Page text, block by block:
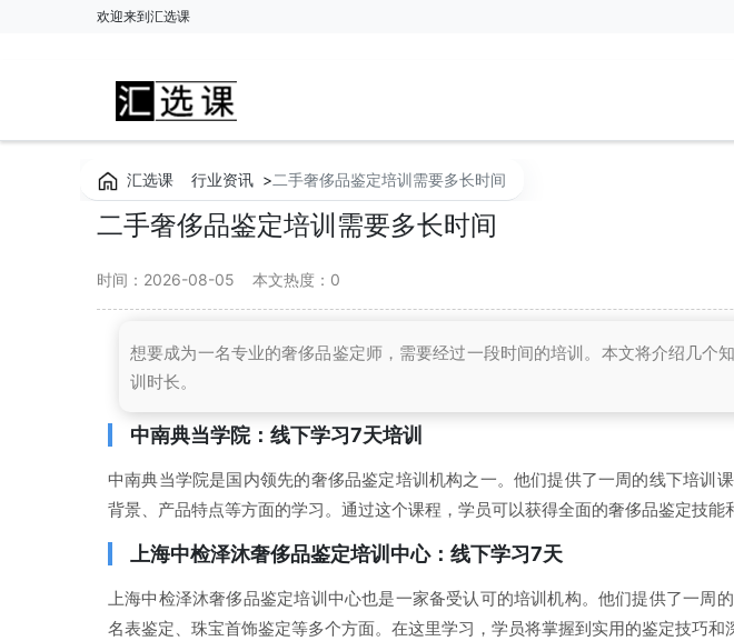
欢迎来到汇选课
汇选课 行业资讯 >二手奢侈品鉴定培训需要多长时间
二手奢侈品鉴定培训需要多长时间
时间：2026-08-05 本文热度： 0
想要成为一名专业的奢侈品鉴定师，需要经过一段时间的培训。本文将介绍几个
训时长。
中南典当学院：线下学习7天培训
中南典当学院是国内领先的奢侈品鉴定培训机构之一。他们提供了一周的线下培训
背景、产品特点等方面的学习。通过这个课程，学员可以获得全面的奢侈品鉴定技能
上海中检泽沐奢侈品鉴定培训中心：线下学习7天
上海中检泽沐奢侈品鉴定培训中心也是一家备受认可的培训机构。他们提供了一周
名表鉴定、珠宝首饰鉴定等多个方面。在这里学习，学员将掌握到实用的鉴定技巧和